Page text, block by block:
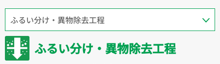
ふるい分け・異物除去工程